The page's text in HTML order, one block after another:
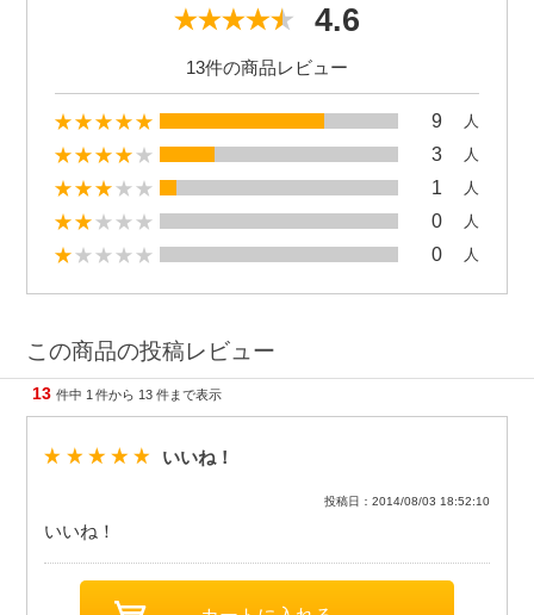
4.6
13件の商品レビュー
9 人
3 人
1 人
0 人
0 人
この商品の投稿レビュー
13 件中 1 件から 13 件まで表示
いいね！
投稿日：2014/08/03 18:52:10
いいね！